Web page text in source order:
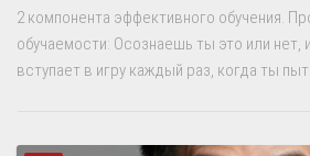
2 компонента эффективного обучения.
обучаемости: Осознаешь ты это или нет,
вступает в игру каждый раз, когда ты